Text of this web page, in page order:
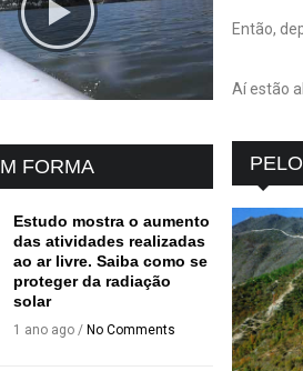
Então,
Aí estão
FORMA
Estudo mostra o aumento
das atividades realizadas
ao ar livre. Saiba como se
proteger da radiação
solar
1 ano ago / No Comments